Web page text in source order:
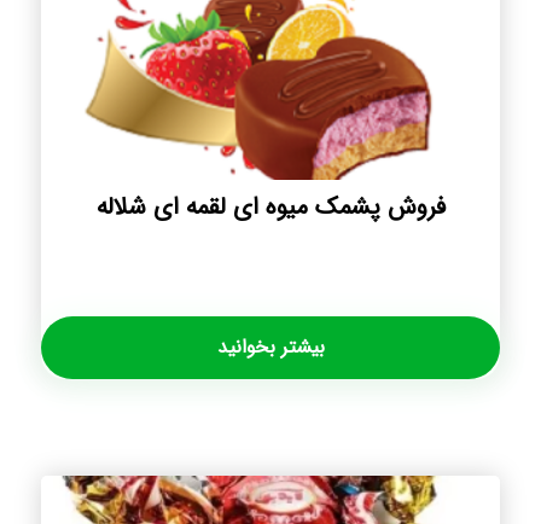
فروش پشمک میوه ای لقمه ای شلاله
بیشتر بخوانید